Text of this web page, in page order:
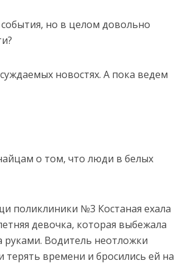
но в целом довольно
новостях. А пока ведем
о том, что люди в белых
поликлиники №3 Костаная ехала
девочка, которая выбежала
руками. Водитель неотложки
времени и бросились ей на